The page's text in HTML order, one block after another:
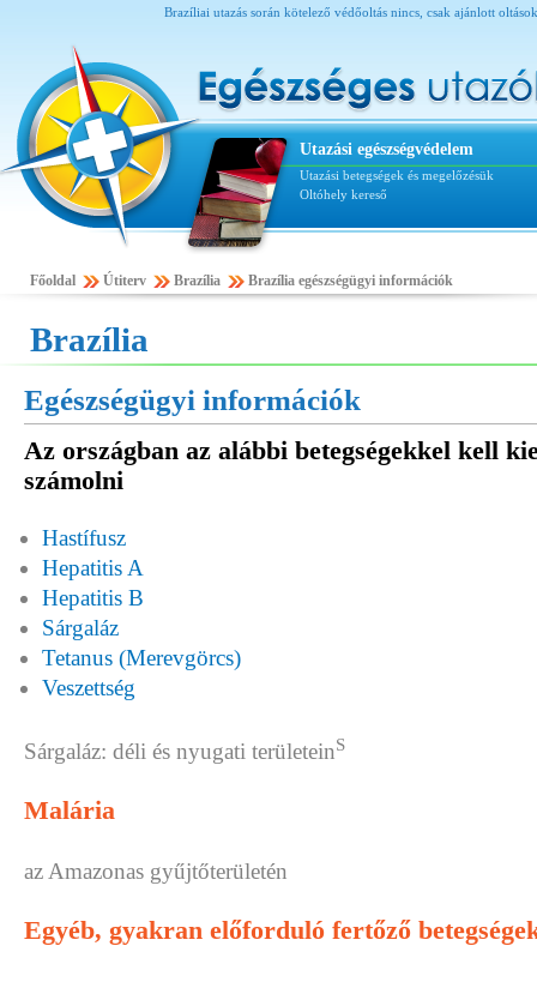
Brazíliai utazás során kötelező védőoltás nincs, csak ajánlott
Utazási egészségvédelem
Utazási betegségek és megelőzésük
Oltóhely kereső
Főoldal Útiterv Brazília Brazília egészségügyi információk
Brazília
Egészségügyi információk
Az országban az alábbi betegségekkel kell
számolni
Hastífusz
Hepatitis A
Hepatitis B
Sárgaláz
Tetanus (Merevgörcs)
Veszettség
Sárgaláz: déli és nyugati területeinS
Malária
az Amazonas gyűjtőterületén
Egyéb, gyakran előforduló fertőző